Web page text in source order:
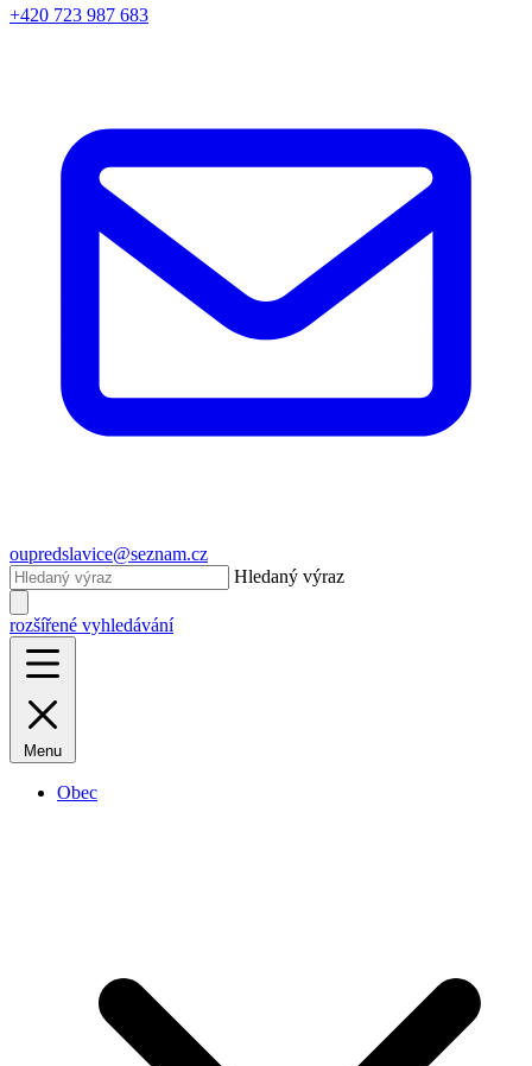
+420 723 987 683
oupredslavice@seznam.cz
Hledaný výraz
rozšířené vyhledávání
Menu
Obec